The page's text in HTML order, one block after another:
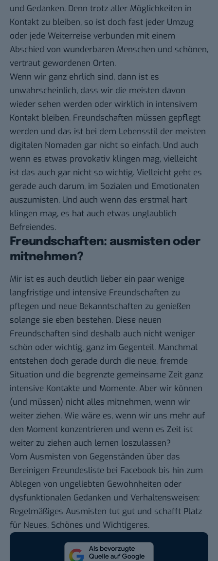
und Gedanken. Denn trotz aller Möglichkeiten in
Kontakt zu bleiben, so ist doch fast jeder Umzug
oder jede Weiterreise verbunden mit einem
Abschied von wunderbaren Menschen und schönen,
vertraut gewordenen Orten.
Wenn wir ganz ehrlich sind, dann ist es
unwahrscheinlich, dass wir die meisten davon
wieder sehen werden oder wirklich in intensivem
Kontakt bleiben. Freundschaften müssen gepflegt
werden und das ist bei dem Lebensstil der meisten
digitalen Nomaden gar nicht so einfach. Und auch
wenn es etwas provokativ klingen mag, vielleicht
ist das auch gar nicht so wichtig. Vielleicht geht es
gerade auch darum, im Sozialen und Emotionalen
auszumisten. Und auch wenn das erstmal hart
klingen mag, es hat auch etwas unglaublich
Befreiendes.
Freundschaften: ausmisten oder
mitnehmen?
Mir ist es auch deutlich lieber ein paar wenige
langfristige und intensive Freundschaften zu
pflegen und neue Bekanntschaften zu genießen
solange sie eben bestehen. Diese neuen
Freundschaften sind deshalb auch nicht weniger
schön oder wichtig, ganz im Gegenteil. Manchmal
entstehen doch gerade durch die neue, fremde
Situation und die begrenzte gemeinsame Zeit ganz
intensive Kontakte und Momente. Aber wir können
(und müssen) nicht alles mitnehmen, wenn wir
weiter ziehen. Wie wäre es, wenn wir uns mehr auf
den Moment konzentrieren und wenn es Zeit ist
weiter zu ziehen auch lernen loszulassen?
Vom Ausmisten von Gegenständen über das
Bereinigen Freundesliste bei Facebook bis hin zum
Ablegen von ungeliebten Gewohnheiten oder
dysfunktionalen Gedanken und Verhaltensweisen:
Regelmäßiges Ausmisten tut gut und schafft Platz
für Neues, Schönes und Wichtigeres.